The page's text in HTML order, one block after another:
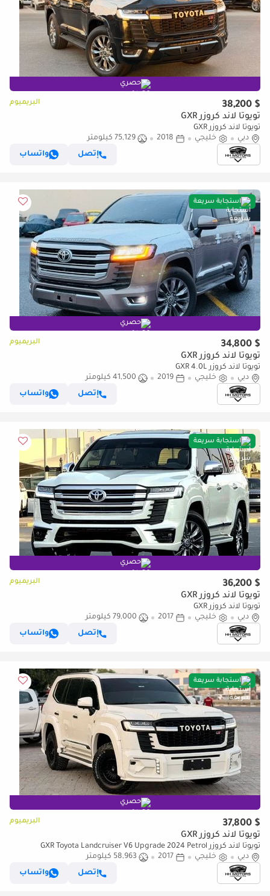
حصري
$ 38,200 البريميوم
تويوتا لاند كروزر GXR
تويوتا لاند كروزر GXR
دبي
خليجي 2018
75,129 كيلومتر
إتصل
واتساب
استجابة سريعة
حصري
$ 34,800 البريميوم
تويوتا لاند كروزر GXR
تويوتا لاند كروزر GXR 4.0L
دبي
خليجي 2019
41,500 كيلومتر
إتصل
واتساب
استجابة سريعة
حصري
$ 36,200 البريميوم
تويوتا لاند كروزر GXR
تويوتا لاند كروزر GXR
دبي
خليجي 2017
79,000 كيلومتر
إتصل
واتساب
استجابة سريعة
حصري
$ 37,800 البريميوم
تويوتا لاند كروزر GXR
تويوتا لاند كروزر GXR Toyota Landcruiser V6 Upgrade 2024 Petrol
دبي
خليجي 2017
58,963 كيلومتر
إتصل
واتساب